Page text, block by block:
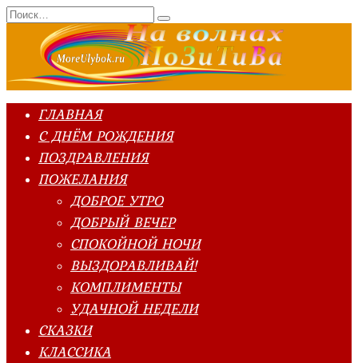
Перейти
к
содержанию
Search
for:
ГЛАВНАЯ
С ДНЁМ РОЖДЕНИЯ
ПОЗДРАВЛЕНИЯ
ПОЖЕЛАНИЯ
ДОБРОЕ УТРО
ДОБРЫЙ ВЕЧЕР
СПОКОЙНОЙ НОЧИ
ВЫЗДОРАВЛИВАЙ!
КОМПЛИМЕНТЫ
УДАЧНОЙ НЕДЕЛИ
СКАЗКИ
КЛАССИКА